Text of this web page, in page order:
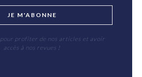
JE M'ABONNE
pour profiter de nos articles et avoir
accès à nos revues !